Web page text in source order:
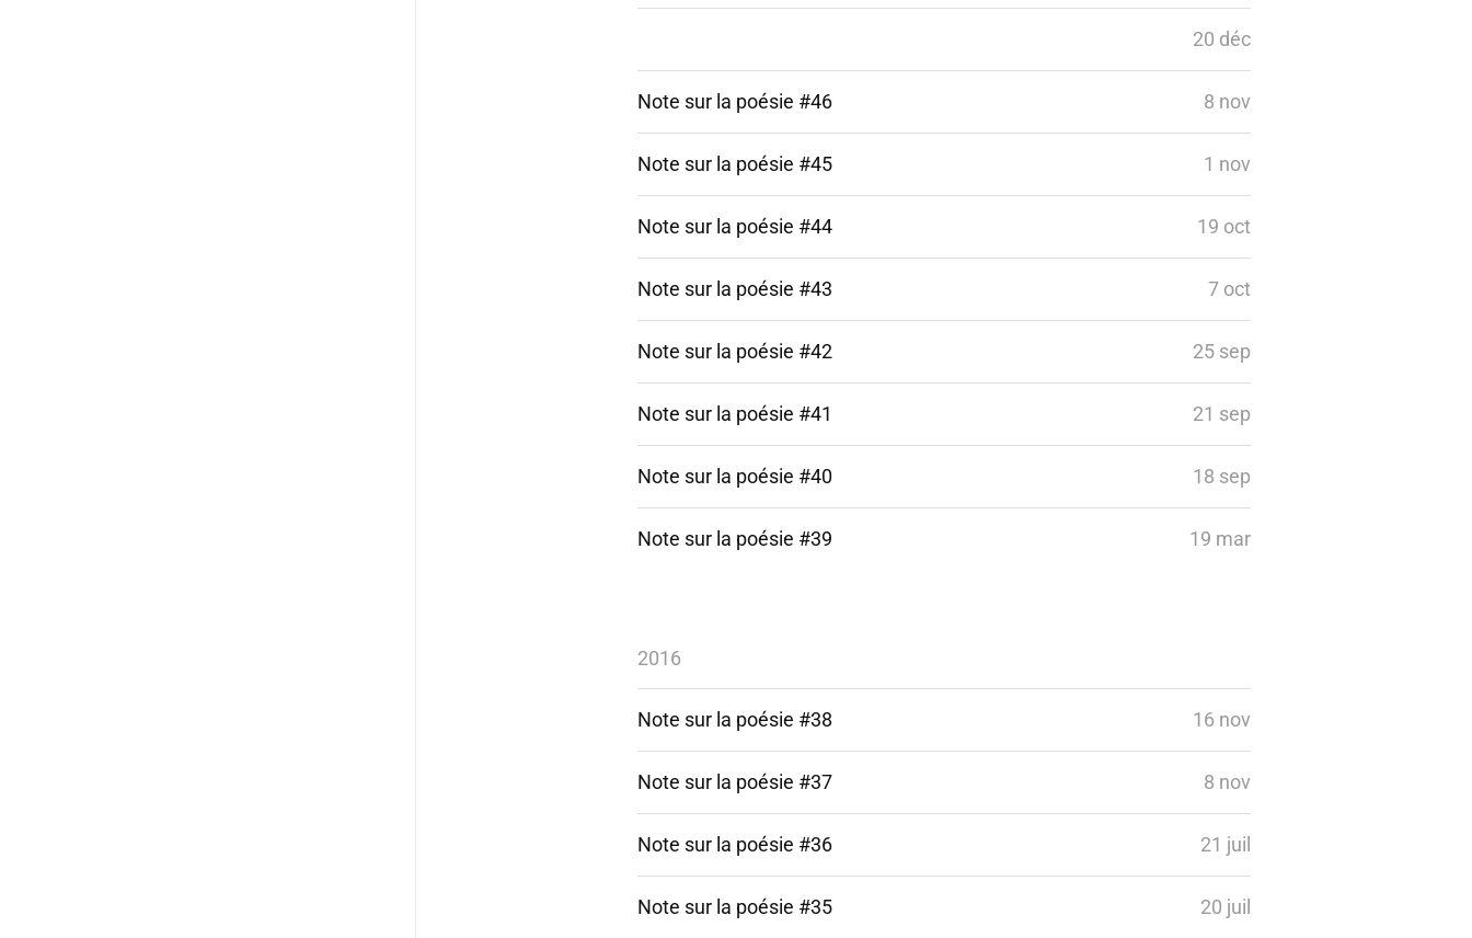
20 déc
Note sur la poésie #46 8 nov
Note sur la poésie #45 1 nov
Note sur la poésie #44 19 oct
Note sur la poésie #43 7 oct
Note sur la poésie #42 25 sep
Note sur la poésie #41 21 sep
Note sur la poésie #40 18 sep
Note sur la poésie #39 19 mar
2016
Note sur la poésie #38 16 nov
Note sur la poésie #37 8 nov
Note sur la poésie #36 21 juil
Note sur la poésie #35 20 juil